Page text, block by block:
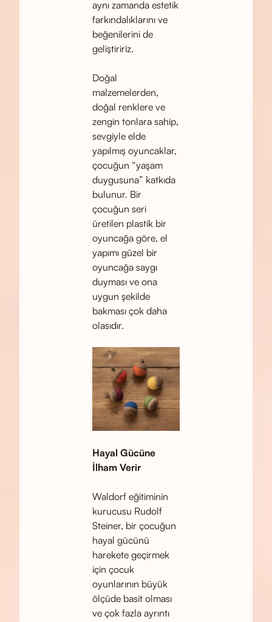
aynı zamanda estetik
farkındalıklarını ve
beğenilerini de
geliştiririz.
Doğal
malzemelerden,
doğal renklere ve
zengin tonlara sahip,
sevgiyle elde
yapılmış oyuncaklar,
çocuğun “yaşam
duygusuna” katkıda
bulunur. Bir
çocuğun seri
üretilen plastik bir
oyuncağa göre, el
yapımı güzel bir
oyuncağa saygı
duyması ve ona
uygun şekilde
bakması çok daha
olasıdır.
Hayal Gücüne
İlham Verir
Waldorf eğitiminin
kurucusu Rudolf
Steiner, bir çocuğun
hayal gücünü
harekete geçirmek
için çocuk
oyunlarının büyük
ölçüde basit olması
ve çok fazla ayrıntı